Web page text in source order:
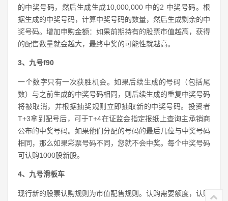
的中奖号码，然后生成生成10,000,000 中的2 中奖号码。根
据生成的中奖号码，计算中奖号码的数量，然后生成剩余的中
奖号码。增加申购金额：如果前期持有的股票市值越高，获得
的配售数量就会越大，最终中奖的可能性就越高。
3、九号f90
一个数字只有一次获胜机会。如果后续生成的号码（包括尾
数）与之前生成的中奖号码相同，则后续生成的重复中奖号码
将被取消，并根据抽奖规则立即抽取新的中奖号码。投资者
T+3拿到配号后，可于T+4在证监会指定报纸上查询主承销商
公布的中奖号码。如果他们分配的号码的最后几位与中奖号码
相同，那么如果彩票号码不同，您就不会中奖。每个中奖号码
可认购1000股新股。
4、九号滑板车
现行新的股票认购规则为市值配售规则。认购需要额度，认购